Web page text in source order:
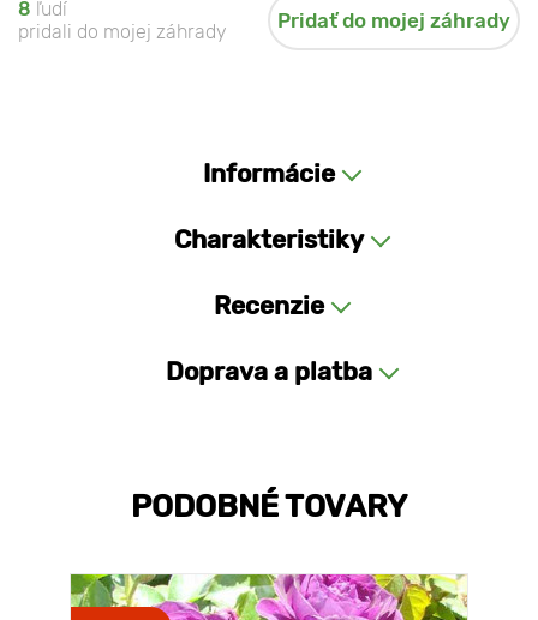
8 ľudí
pridali do mojej záhrady
Pridať do mojej záhrady
Informácie
Charakteristiky
Recenzie
Doprava a platba
PODOBNÉ TOVARY